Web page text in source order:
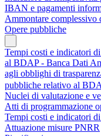
IBAN e pagamenti
Ammontare complessivo
Opere pubbliche
Tempi costi e indicatori
al BDAP - Banca Dati
agli obblighi di
pubbliche relativo al
Nuclei di valutazione e
Atti di programmazione
Tempi costi e indicatori
Attuazione misure PNRR